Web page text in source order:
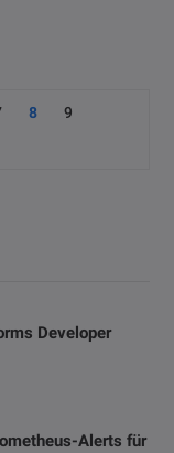
8
9
Developer
Alerts für